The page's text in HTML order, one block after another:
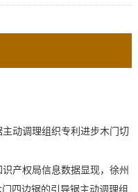
产权局信息数据显现，徐州
四边锯的引导锯主动调理组